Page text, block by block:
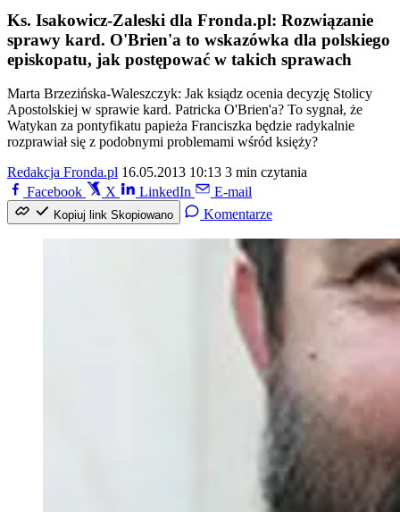
Ks. Isakowicz-Zaleski dla Fronda.pl: Rozwiązanie
sprawy kard. O'Brien'a to wskazówka dla polskiego
episkopatu, jak postępować w takich sprawach
Marta Brzezińska-Waleszczyk: Jak ksiądz ocenia decyzję Stolicy
Apostolskiej w sprawie kard. Patricka O'Brien'a? To sygnał, że
Watykan za pontyfikatu papieża Franciszka będzie radykalnie
rozprawiał się z podobnymi problemami wśród księży?
Redakcja Fronda.pl 16.05.2013 10:13 3 min czytania
Facebook
X LinkedIn E-mail
Kopiuj link Skopiowano Komentarze